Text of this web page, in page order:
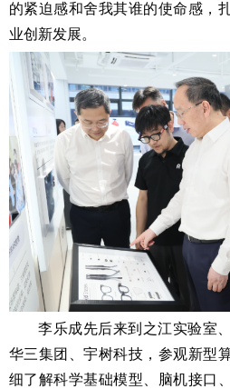
的紧迫感和舍我其谁的使命感，
业创新发展。
李乐成先后来到之江实验室
华三集团、宇树科技，参观新型
细了解科学基础模型、脑机接口